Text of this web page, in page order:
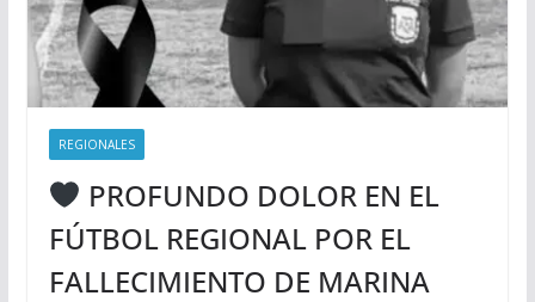
REGIONALES
PROFUNDO DOLOR EN EL
FÚTBOL REGIONAL POR EL
FALLECIMIENTO DE MARINA